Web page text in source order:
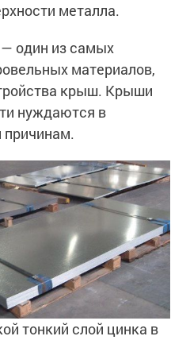
металла.
— один из самых
материалов,
крыш. Крыши
нуждаются в
причинам.
тонкий слой цинка в